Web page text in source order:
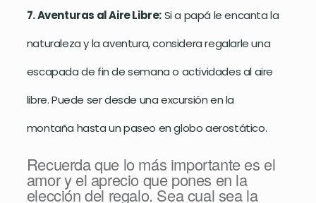
7. Aventuras al Aire Libre:Si a papá le encanta la
naturaleza y la aventura, considera regalarle una
escapada de fin de semana o actividades al aire
libre. Puede ser desde una excursión en la
montaña hasta un paseo en globo aerostático.
Recuerda que lo más importante es el
amor y el aprecio que pones en la
elección del regalo. Sea cual sea la